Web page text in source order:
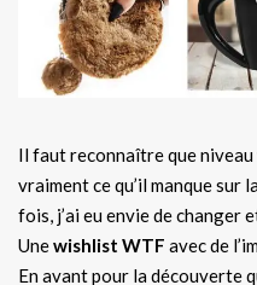
Il faut reconnaître que niveau
vraiment ce qu’il manque sur
fois, j’ai eu envie de changer
Unewishlist WTF avec de
En avant pour la découverte